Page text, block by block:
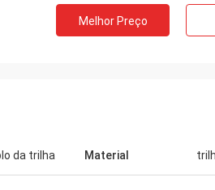
Melhor Preço
da trilha Material